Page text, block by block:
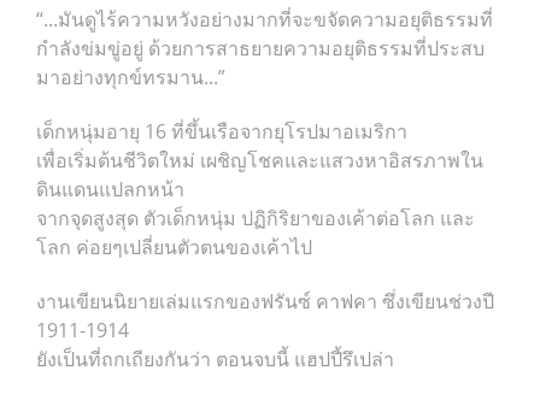
“...มันดูไร้ความหวังอย่างมากที่จะขจัดความอยุติธรรมที่
กำลังข่มขู่อยู่ ด้วยการสาธยายความอยุติธรรมที่ประสบ
มาอย่างทุกข์ทรมาน...”
เด็กหนุ่มอายุ 16 ที่ขึ้นเรือจากยุโรปมาอเมริกา
เพื่อเริ่มต้นชีวิตใหม่ เผชิญโชคและแสวงหาอิสรภาพใน
ดินแดนแปลกหน้า
จากจุดสูงสุด ตัวเด็กหนุ่ม ปฏิกิริยาของเค้าต่อโลก และ
โลก ค่อยๆเปลี่ยนตัวตนของเค้าไป
งานเขียนนิยายเล่มแรกของฟรันซ์ คาฟคา ซึ่งเขียนช่วงปี
1911-1914
ยังเป็นที่ถกเถียงกันว่า ตอนจบนี้ แฮปปี้รึเปล่า